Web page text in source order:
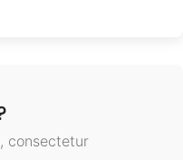
consectetur